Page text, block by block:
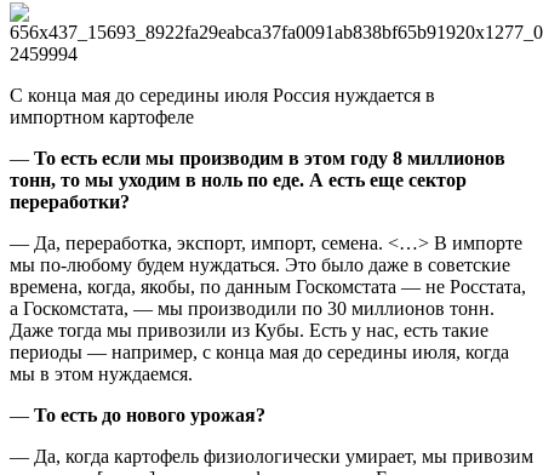
С конца мая до середины июля Россия нуждается в
импортном картофеле
— То есть если мы производим в этом году 8 миллионов
тонн, то мы уходим в ноль по еде. А есть еще сектор
переработки?
— Да, переработка, экспорт, импорт, семена. <…> В импорте
мы по-любому будем нуждаться. Это было даже в советские
времена, когда, якобы, по данным Госкомстата — не Росстата,
а Госкомстата, — мы производили по 30 миллионов тонн.
Даже тогда мы привозили из Кубы. Есть у нас, есть такие
периоды — например, с конца мая до середины июля, когда
мы в этом нуждаемся.
— То есть до нового урожая?
— Да, когда картофель физиологически умирает, мы привозим